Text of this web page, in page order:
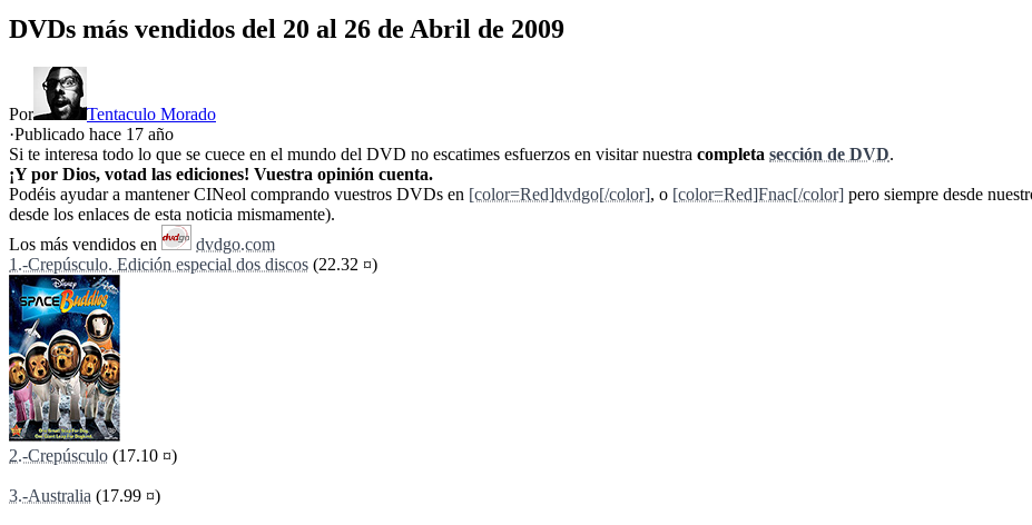
DVDs más vendidos del 20 al 26 de Abril de 2009
Por
Tentaculo Morado
·Publicado hace 17 año
Si te interesa todo lo que se cuece en el mundo del DVD no escatimes esfuerzos en visitar nuestra completa sección de DVD.
¡Y por Dios, votad las ediciones! Vuestra opinión cuenta.
Podéis ayudar a mantener CINeol comprando vuestros DVDs en [color=Red]dvdgo[/color], o [color=Red]Fnac[/color] pero siempre desde
desde los enlaces de esta noticia mismamente).
Los más vendidos en
dvdgo.com
1.-Crepúsculo. Edición especial dos discos (22.32 ¤)
2.-Crepúsculo (17.10 ¤)
3.-Australia (17.99 ¤)